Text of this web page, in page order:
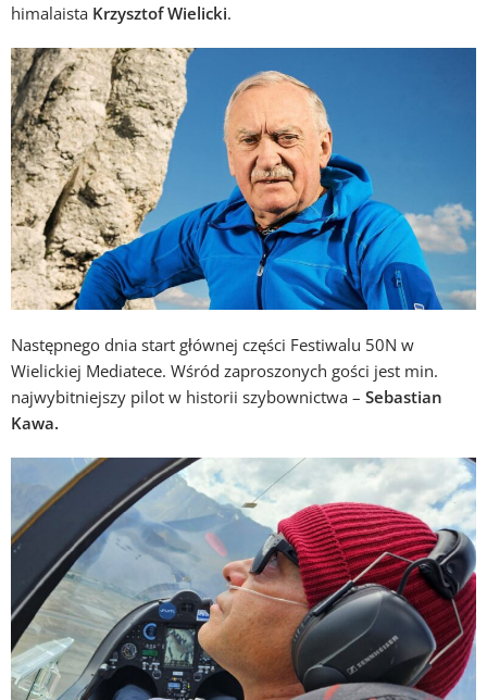
himalaista Krzysztof Wielicki.
Następnego dnia start głównej części Festiwalu 50N w
Wielickiej Mediatece. Wśród zaproszonych gości jest min.
najwybitniejszy pilot w historii szybownictwa – Sebastian
Kawa.